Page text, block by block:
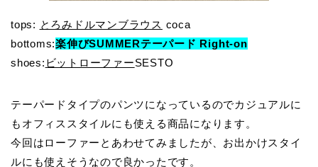
tops: とろみドルマンブラウス coca
bottoms:楽伸びSUMMERテーパード Right-on
shoes: ビットローファーSESTO
テーパードタイプのパンツになっているのでカジュアルに
もオフィススタイルにも使える商品になります。
今回はローファーとあわせてみましたが、お出かけスタイ
ルにも使えそうなので良かったです。